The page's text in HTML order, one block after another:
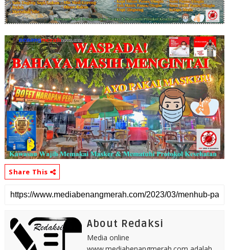
Share This
About Redaksi
Media online